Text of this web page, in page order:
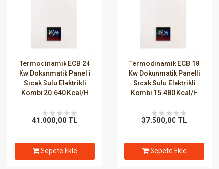
Termodinamik ECB 24
Kw Dokunmatik Panelli
Sıcak Sulu Elektrikli
Kombi 20.640 Kcal/H
41.000,00 TL
Sepete Ekle
Termodinamik ECB 18
Kw Dokunmatik Panelli
Sıcak Sulu Elektrikli
Kombi 15.480 Kcal/H
37.500,00 TL
Sepete Ekle